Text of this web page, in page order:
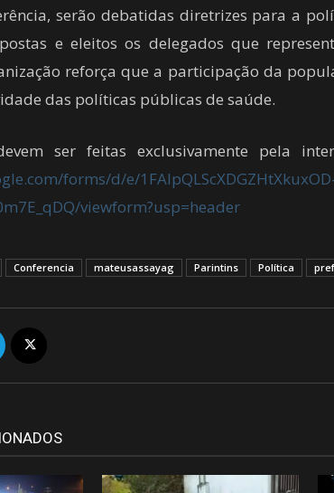
serão debatidas diretrizes para a
e eleitos os delegados que
reforça que a participação da
das políticas públicas de saúde.
ser feitas exclusivamente pela
forms/d/e/
viewform?usp=header
Conferencia mateusassayag Parintins Política